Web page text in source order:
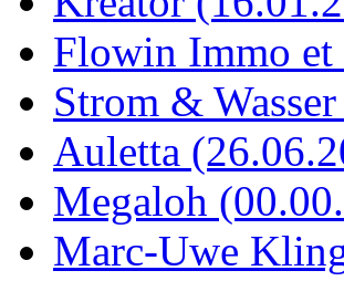
Flowin Immo et
Strom &
Auletta
Megaloh
Marc-Uwe